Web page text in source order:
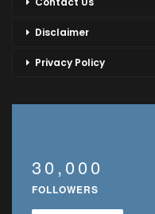
Disclaimer
Privacy Policy
30,000
FOLLOWERS